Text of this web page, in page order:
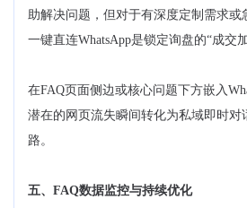
助解决问题，但对于有深度定制需求或
一键直连WhatsApp是锁定询盘的“成交加
在FAQ页面侧边或核心问题下方嵌入
潜在的网页流失瞬间转化为私域即时对
路。
五、FAQ数据监控与持续优化